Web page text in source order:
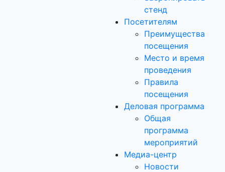
стенд
Посетителям
Преимущества
посещения
Место и время
проведения
Правила
посещения
Деловая программа
Общая
программа
мероприятий
Медиа-центр
Новости